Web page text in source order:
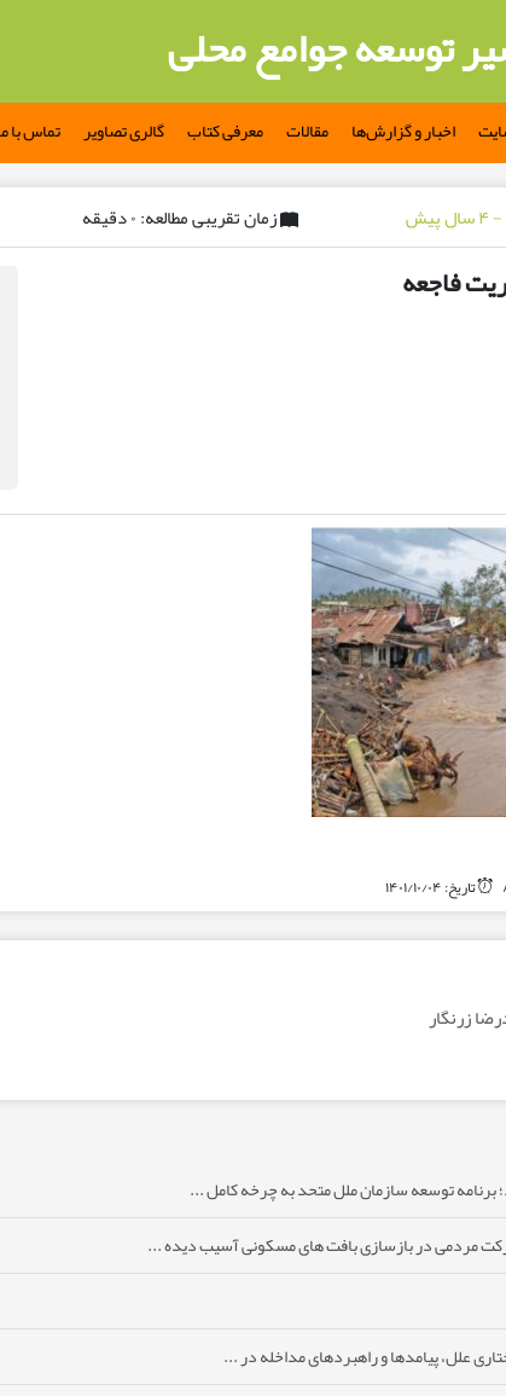
توسعه جوامع محلی
اخبار و گزارش‌ها مقالات معرفی کتاب گالری تصاویر تماس با
زمان تقریبی مطالعه: ۰ دقیقه
فاجعه
تاریخ: ۱۴۰۱/۱۰/۰۴
زرنگار
برنامه توسعه سازمان ملل متحد به چرخه کامل ...
مردمی در بازسازی بافت های مسکونی آسیب دیده ...
علل، پیامدها و راهبردهای مداخله در ...